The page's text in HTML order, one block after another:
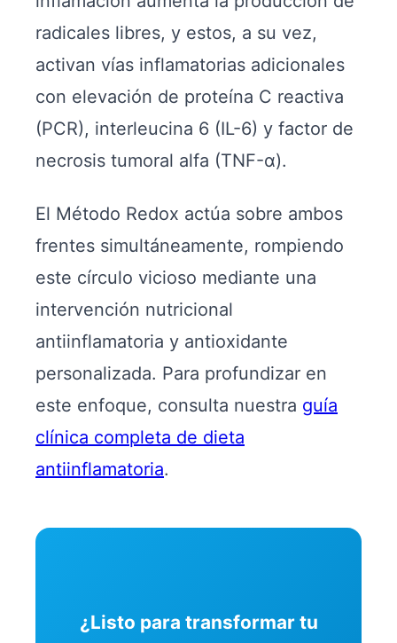
radicales libres, y estos, a su vez,
activan vías inflamatorias adicionales
con elevación de proteína C reactiva
(PCR), interleucina 6 (IL-6) y factor de
necrosis tumoral alfa (TNF-α).
El Método Redox actúa sobre ambos
frentes simultáneamente, rompiendo
este círculo vicioso mediante una
intervención nutricional
antiinflamatoria y antioxidante
personalizada. Para profundizar en
este enfoque, consulta nuestra guía
clínica completa de dieta
antiinflamatoria.
¿Listo para transformar tu